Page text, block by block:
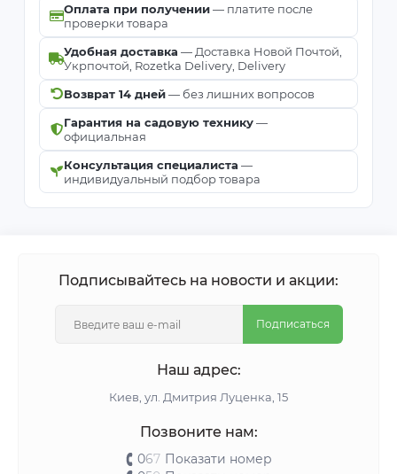
Оплата при получении— платите после
проверки товара
Удобная доставка — Доставка Новой Почтой,
Укрпочтой, Rozetka Delivery, Delivery
Возврат 14 дней— без лишних вопросов
Гарантия на садовую технику—
официальная
Консультация специалиста —
индивидуальный подбор товара
Подписывайтесь на новости и акции:
Подписаться
Наш адрес:
Киeв, ул. Дмитрия Луценка, 15
Позвоните нам:
067 Показати номер